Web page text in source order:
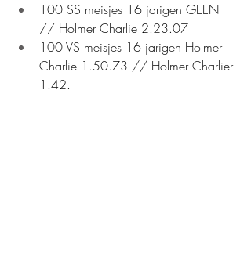
100 SS meisjes 16 jarigen GEEN
// Holmer Charlie 2.23.07
100 VS meisjes 16 jarigen Holmer
Charlie 1.50.73 // Holmer Charlier
1.42.